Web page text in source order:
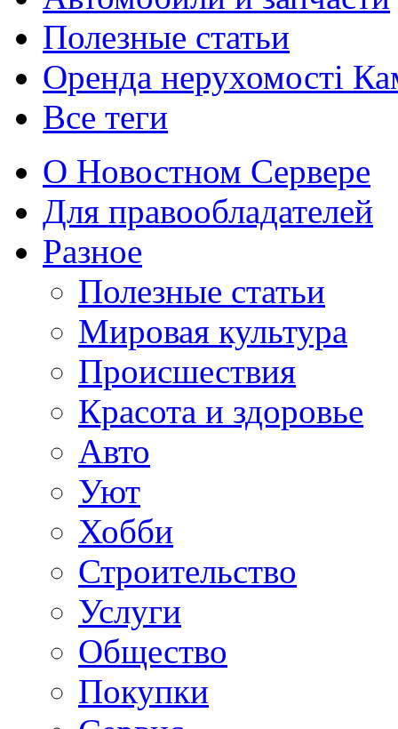
Полезные статьи
Оренда нерухомості
Все теги
О Новостном Сервере
Для правообладателей
Разное
Полезные статьи
Мировая культура
Происшествия
Красота и здоровье
Авто
Уют
Хобби
Строительство
Услуги
Общество
Покупки